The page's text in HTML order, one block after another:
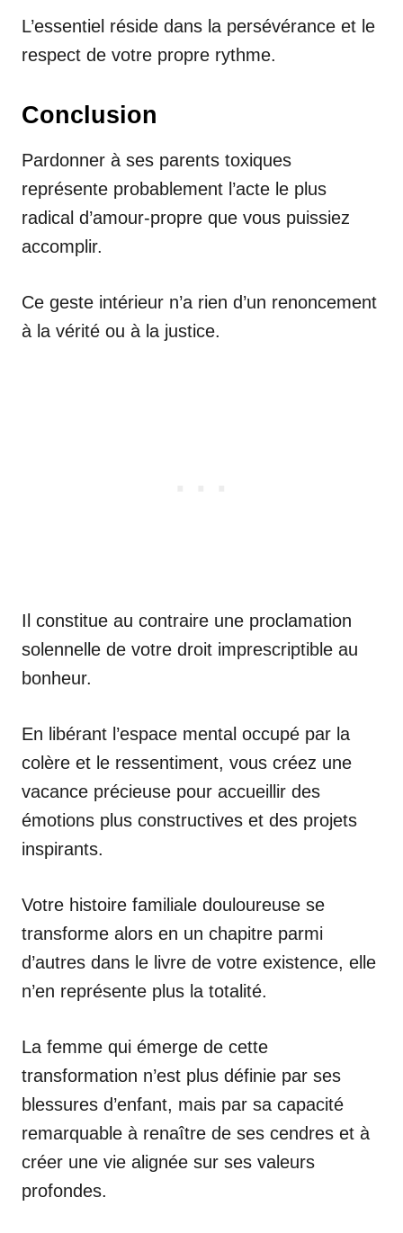
L’essentiel réside dans la persévérance et le
respect de votre propre rythme.
Conclusion
Pardonner à ses parents toxiques
représente probablement l’acte le plus
radical d’amour-propre que vous puissiez
accomplir.
Ce geste intérieur n’a rien d’un renoncement
à la vérité ou à la justice.
Il constitue au contraire une proclamation
solennelle de votre droit imprescriptible au
bonheur.
En libérant l’espace mental occupé par la
colère et le ressentiment, vous créez une
vacance précieuse pour accueillir des
émotions plus constructives et des projets
inspirants.
Votre histoire familiale douloureuse se
transforme alors en un chapitre parmi
d’autres dans le livre de votre existence, elle
n’en représente plus la totalité.
La femme qui émerge de cette
transformation n’est plus définie par ses
blessures d’enfant, mais par sa capacité
remarquable à renaître de ses cendres et à
créer une vie alignée sur ses valeurs
profondes.